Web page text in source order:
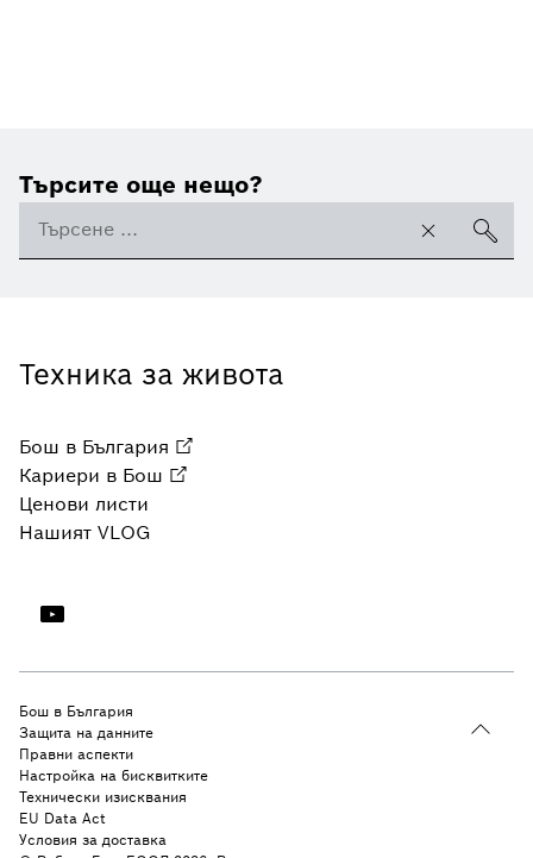
Търсите още нещо?
Техника за живота
Бош в България
Кариери в Бош
Ценови листи
Нашият VLOG
Бош в България
Защита на данните
Правни аспекти
Настройка на бисквитките
Технически изисквания
EU Data Act
Условия за доставка